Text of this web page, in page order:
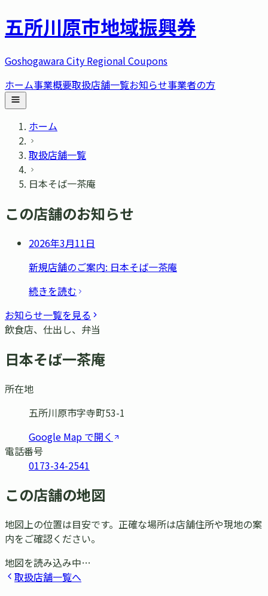
五所川原市地域振興券
Goshogawara City Regional Coupons
ホーム事業概要取扱店舗一覧お知らせ事業者の方
ホーム
取扱店舗一覧
日本そば一茶庵
この店舗のお知らせ
2026年3月11日
新規店舗のご案内: 日本そば一茶庵
続きを読む
お知らせ一覧を見る
飲食店、仕出し、弁当
日本そば一茶庵
所在地
五所川原市字寺町53-1
Google Map で開く
電話番号
0173-34-2541
この店舗の地図
地図上の位置は目安です。正確な場所は店舗住所や現地の案
内をご確認ください。
地図を読み込み中…
取扱店舗一覧へ